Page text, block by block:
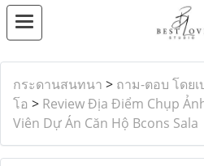
กระดานสนทนา > ถาม-ตอบ โดย
โอ > Review Địa Điểm Chụp
Viên Dự Án Căn Hộ Bcons Sala